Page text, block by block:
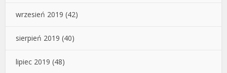
wrzesień 2019 (42)
sierpień 2019 (40)
lipiec 2019 (48)